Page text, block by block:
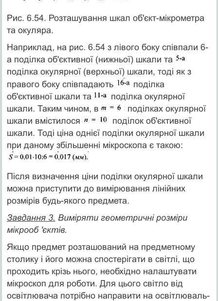
Рис. 6.54. Розташування шкал об'єкт-мікрометра
та окуляра.
Наприклад, на рис. 6.54 з лівого боку співпали 6-
а поділка об'єктивної (нижньої) шкали та
поділка оку­лярної (верхньої) шкали, тоді як з
правого боку співпадають
поділка
об'єктивної шкали та
поділка окулярної
шкали. Таким чином, в
поділках окулярної
шкали вмістилося
поділок об'єктивної
шкали. Тоді ціна однієї поділки окулярної шкали
при даному збільшенні мікроскопа є такою:
Після визначення ціни поділки окулярної шкали
можна приступити до вимірювання лінійних
розмірів будь-якого предмета.
Завдання 3. Виміряти геометричні розміри
мікрооб 'єктів.
Якщо предмет розташований на предметному
столику і його можна спостерігати в світлі, що
проходить крізь нього, необхідно налаштувати
мікроскоп для роботи. Для цього світло від
освітлювача потрібно направити на освітлюваль­